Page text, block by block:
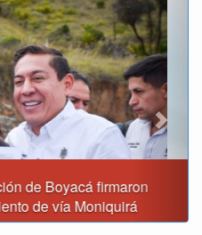
para el viernes
Next